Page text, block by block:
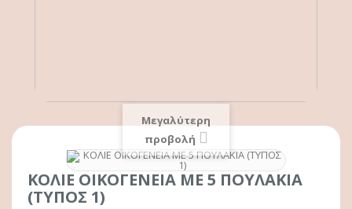
Μεγαλύτερη
προβολή
ΚΟΛΙΕ ΟΙΚΟΓΕΝΕΙΑ ΜΕ 5 ΠΟΥΛΑΚΙΑ
(ΤΥΠΟΣ 1)